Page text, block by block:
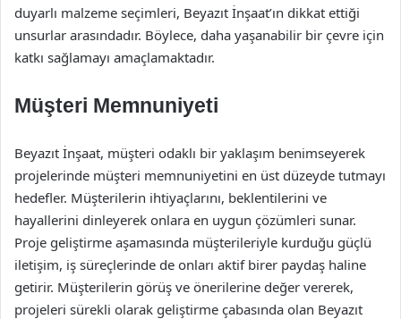
duyarlı malzeme seçimleri, Beyazıt İnşaat’ın dikkat ettiği
unsurlar arasındadır. Böylece, daha yaşanabilir bir çevre için
katkı sağlamayı amaçlamaktadır.
Müşteri Memnuniyeti
Beyazıt İnşaat, müşteri odaklı bir yaklaşım benimseyerek
projelerinde müşteri memnuniyetini en üst düzeyde tutmayı
hedefler. Müşterilerin ihtiyaçlarını, beklentilerini ve
hayallerini dinleyerek onlara en uygun çözümleri sunar.
Proje geliştirme aşamasında müşterileriyle kurduğu güçlü
iletişim, iş süreçlerinde de onları aktif birer paydaş haline
getirir. Müşterilerin görüş ve önerilerine değer vererek,
projeleri sürekli olarak geliştirme çabasında olan Beyazıt